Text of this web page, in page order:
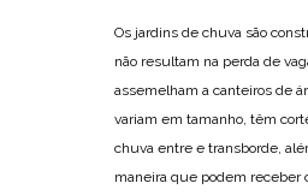
Os jardins de chuva são
não resultam na perda de
assemelham a canteiros de
variam em tamanho, têm
chuva entre e transborde,
maneira que podem receber